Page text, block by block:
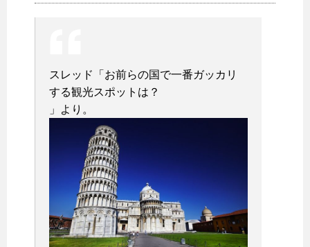
スレッド「お前らの国で一番ガッカリ
する観光スポットは？
」より。